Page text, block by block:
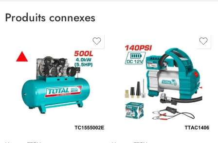
Produits connexes